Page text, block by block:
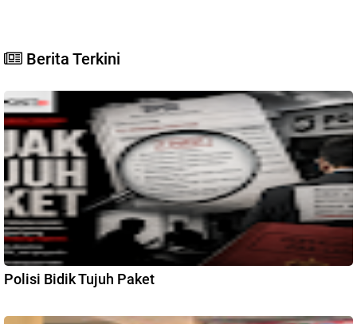
Berita Terkini
Polisi Bidik Tujuh Paket